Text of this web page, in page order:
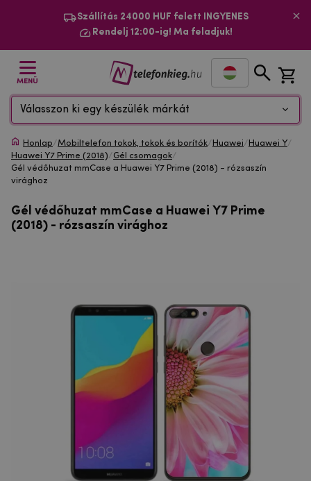
Szállítás 24000 HUF felett INGYENES
Rendelj 12:00-ig! Ma feladjuk!
MENÜ
Válasszon ki egy készülék márkát
Honlap/Mobiltelefon tokok, tokok és borítók/ Huawei/ Huawei Y/
Huawei Y7 Prime (2018)/Gél csomagok/
Gél védőhuzat mmCase a Huawei Y7 Prime (2018) - rózsaszín
virághoz
Gél védőhuzat mmCase a Huawei Y7 Prime
(2018) - rózsaszín virághoz